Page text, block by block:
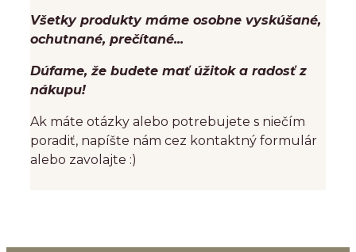
Všetky produkty máme osobne vyskúšané,
ochutnané, prečítané...
Dúfame, že budete mať úžitok a radosť z
nákupu!
Ak máte otázky alebo potrebujete s niečím
poradiť, napíšte nám cez kontaktný formulár
alebo zavolajte :)